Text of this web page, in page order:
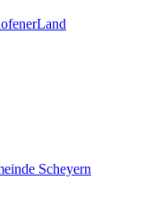
Scheyern